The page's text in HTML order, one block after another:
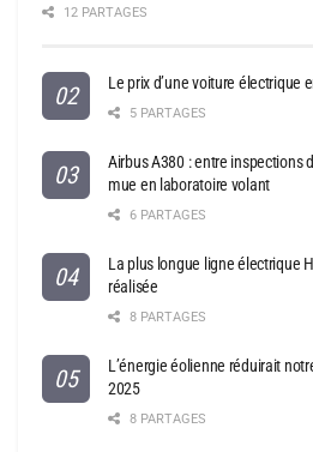
12 PARTAGES
Le prix d’une voiture électrique
5 PARTAGES
Airbus A380 : entre inspections
mue en laboratoire volant
6 PARTAGES
La plus longue ligne électrique
réalisée
8 PARTAGES
L’énergie éolienne réduirait
2025
8 PARTAGES